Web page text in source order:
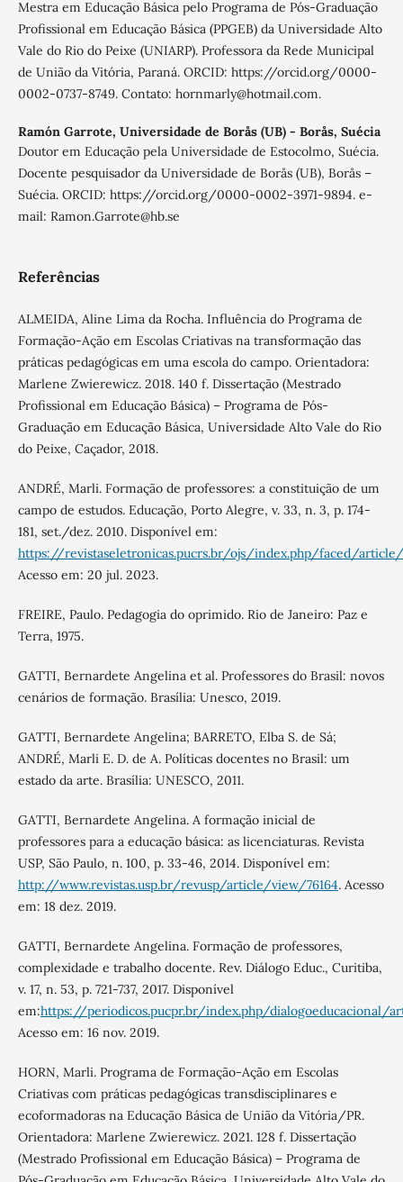
Mestra em Educação Básica pelo Programa de Pós-Graduação
Profissional em Educação Básica (PPGEB) da Universidade Alto
Vale do Rio do Peixe (UNIARP). Professora da Rede Municipal
de União da Vitória, Paraná. ORCID: https://orcid.org/0000-
0002-0737-8749. Contato: hornmarly@hotmail.com.
Ramón Garrote, Universidade de Borås (UB) - Borås, Suécia
Doutor em Educação pela Universidade de Estocolmo, Suécia.
Docente pesquisador da Universidade de Borås (UB), Borås –
Suécia. ORCID: https://orcid.org/0000-0002-3971-9894. e-
mail: Ramon.Garrote@hb.se
Referências
ALMEIDA, Aline Lima da Rocha. Influência do Programa de
Formação-Ação em Escolas Criativas na transformação das
práticas pedagógicas em uma escola do campo. Orientadora:
Marlene Zwierewicz. 2018. 140 f. Dissertação (Mestrado
Profissional em Educação Básica) – Programa de Pós-
Graduação em Educação Básica, Universidade Alto Vale do Rio
do Peixe, Caçador, 2018.
ANDRÉ, Marli. Formação de professores: a constituição de um
campo de estudos. Educação, Porto Alegre, v. 33, n. 3, p. 174-
181, set./dez. 2010. Disponível em:
https://revistaseletronicas.pucrs.br/ojs/index.php/faced/
Acesso em: 20 jul. 2023.
FREIRE, Paulo. Pedagogia do oprimido. Rio de Janeiro: Paz e
Terra, 1975.
GATTI, Bernardete Angelina et al. Professores do Brasil: novos
cenários de formação. Brasília: Unesco, 2019.
GATTI, Bernardete Angelina; BARRETO, Elba S. de Sá;
ANDRÉ, Marli E. D. de A. Políticas docentes no Brasil: um
estado da arte. Brasília: UNESCO, 2011.
GATTI, Bernardete Angelina. A formação inicial de
professores para a educação básica: as licenciaturas. Revista
USP, São Paulo, n. 100, p. 33-46, 2014. Disponível em:
http://www.revistas.usp.br/revusp/article/view/76164. Acesso
em: 18 dez. 2019.
GATTI, Bernardete Angelina. Formação de professores,
complexidade e trabalho docente. Rev. Diálogo Educ., Curitiba,
v. 17, n. 53, p. 721-737, 2017. Disponível
em:https://periodicos.pucpr.br/index.php/dialogoeducacional/
Acesso em: 16 nov. 2019.
HORN, Marli. Programa de Formação-Ação em Escolas
Criativas com práticas pedagógicas transdisciplinares e
ecoformadoras na Educação Básica de União da Vitória/PR.
Orientadora: Marlene Zwierewicz. 2021. 128 f. Dissertação
(Mestrado Profissional em Educação Básica) – Programa de